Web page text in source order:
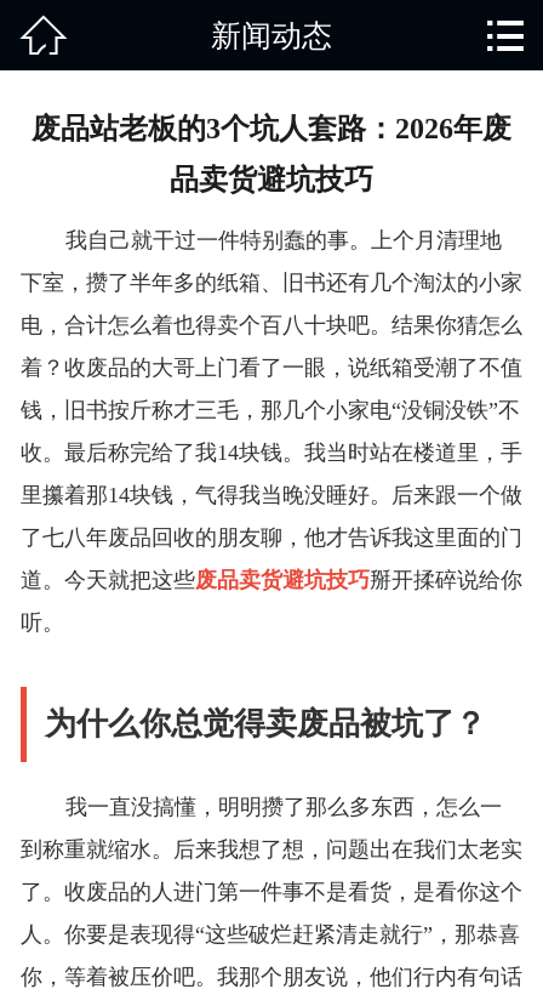
回收范围
服务项目
新闻动态
免责说明
 新闻动态 
废品站老板的3个坑人套路：2026年废
品卖货避坑技巧
我自己就干过一件特别蠢的事。上个月清理地
下室，攒了半年多的纸箱、旧书还有几个淘汰的小家
电，合计怎么着也得卖个百八十块吧。结果你猜怎么
着？收废品的大哥上门看了一眼，说纸箱受潮了不值
钱，旧书按斤称才三毛，那几个小家电“没铜没铁”不
收。最后称完给了我14块钱。我当时站在楼道里，手
里攥着那14块钱，气得我当晚没睡好。后来跟一个做
了七八年废品回收的朋友聊，他才告诉我这里面的门
道。今天就把这些废品卖货避坑技巧掰开揉碎说给你
听。
为什么你总觉得卖废品被坑了？
我一直没搞懂，明明攒了那么多东西，怎么一
到称重就缩水。后来我想了想，问题出在我们太老实
了。收废品的人进门第一件事不是看货，是看你这个
人。你要是表现得“这些破烂赶紧清走就行”，那恭喜
你，等着被压价吧。我那个朋友说，他们行内有句话